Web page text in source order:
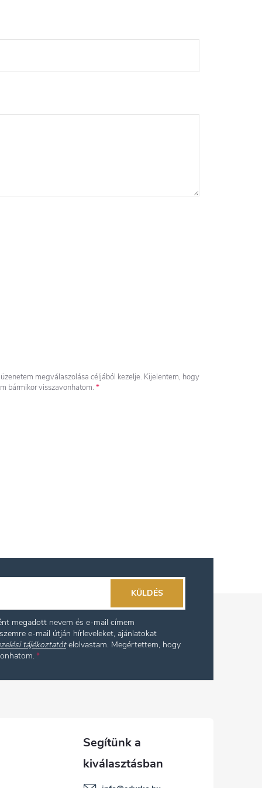
megválaszolása céljából kezelje. Kijelentem, hogy
bármikor visszavonhatom.
megadott nevem és e-mail címem
e-mail útján hírleveleket, ajánlatokat
tájékoztatót elolvastam. Megértettem, hogy
KÜLDÉS